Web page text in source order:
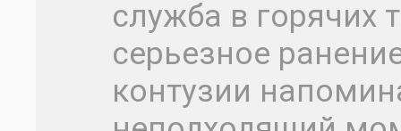
служба в горячих
серьезное
контузии